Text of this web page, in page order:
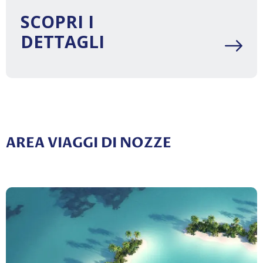
SCOPRI I
DETTAGLI
AREA VIAGGI DI NOZZE